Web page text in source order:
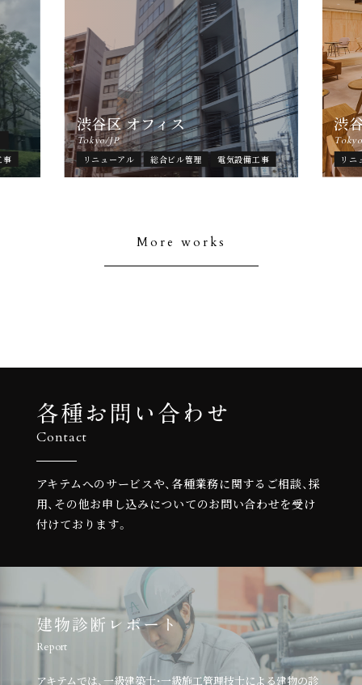
事
渋谷区 オフィス
Tokyo/JP
リニューアル
総合ビル管理 電気設備工事
渋
リニ
More works
各種お問い合わせ
Contact
アキテムへのサービスや、各種業務に関するご相談、 採
用、その他お申し込みについてのお問い合わせを受け
付けております。
建物診断レポート
Report
アキテムでは、一級建築士・一級施工管理技士による建物の診